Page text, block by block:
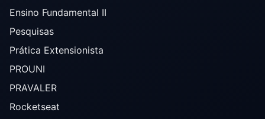
Ensino Fundamental II
Pesquisas
Prática Extensionista
PROUNI
PRAVALER
Rocketseat